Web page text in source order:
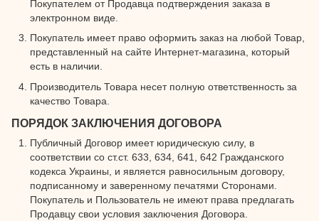
Покупателем от Продавца подтверждения заказа в
электронном виде.
Покупатель имеет право оформить заказ на любой Товар,
представленный на сайте Интернет-магазина, который
есть в наличии.
Производитель Товара несет полную ответственность за
качество Товара.
ПОРЯДОК ЗАКЛЮЧЕНИЯ ДОГОВОРА
Публичный Договор имеет юридическую силу, в
соответствии со ст.ст. 633, 634, 641, 642 Гражданского
кодекса Украины, и является равносильным договору,
подписанному и заверенному печатями Сторонами.
Покупатель и Пользователь не имеют права предлагать
Продавцу свои условия заключения Договора.